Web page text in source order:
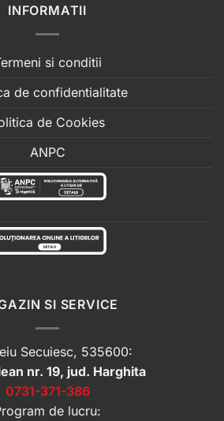
INFORMATII
si conditii
de confidentialitate
de Cookies
ANPC
SI SERVICE
Secuiesc, 535600:
nr. 19, jud. Harghita
0731-371-386
de lucru: